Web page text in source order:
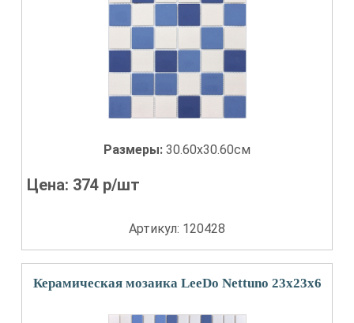
Размеры: 30.60x30.60см
Цена: 374 р/шт
Артикул: 120428
Керамическая мозаика LeeDo Nettuno 23x23x6